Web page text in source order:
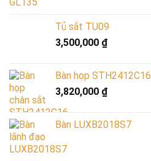
Tủ sắt TU09
3,500,000 ₫
Bàn họp STH2412C16
3,820,000 ₫
Bàn LUXB2018S7